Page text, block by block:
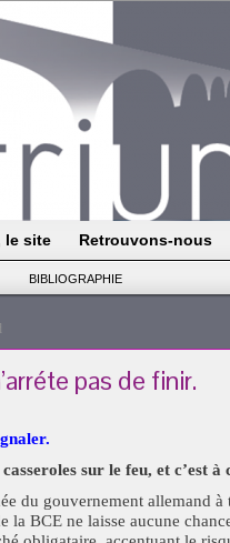
le site Retrouvons-nous
BIBLIOGRAPHIE
pas de finir.
sur le feu, et c’est
du gouvernement allemand
la BCE ne laisse aucune